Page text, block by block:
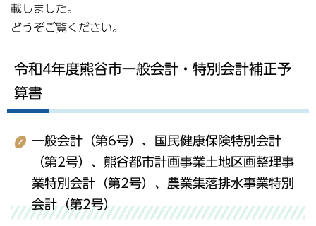
載しました。
どうぞご覧ください。
令和4年度熊谷市一般会計・特別会計補正予
算書
一般会計（第6号）、国民健康保険特別会計
（第2号）、熊谷都市計画事業土地区画整理事
業特別会計（第2号）、農業集落排水事業特別
会計（第2号）